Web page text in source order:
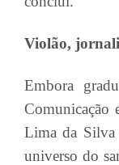
Violão,
Embora
Comunicação
Lima da Silva
universo do